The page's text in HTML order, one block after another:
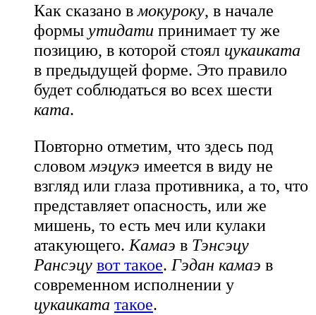
Как сказано вмокуроку, в начале
формы утидати принимает ту же
позицию, в которой стоял цукаиката
в предыдущей форме. Это правило
будет соблюдаться во всех шести
ката.
Повторно отметим, что здесь под
словоммэцукэ имеется в виду не
взгляд или глаза противника, а то, что
представляет опасность, или же
мишень, то есть меч или кулаки
атакующего. Камаэ в Тэнсэцу
Рансэцу вот такое. Гэдан камаэ в
современном исполнении у
цукаиката такое.